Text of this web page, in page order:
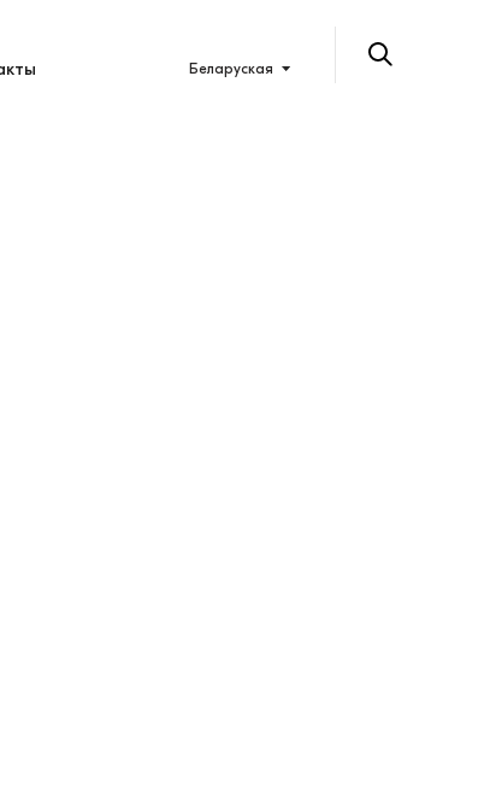
Беларуская